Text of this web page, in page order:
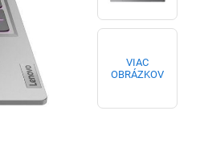
VIAC
OBRÁZKOV